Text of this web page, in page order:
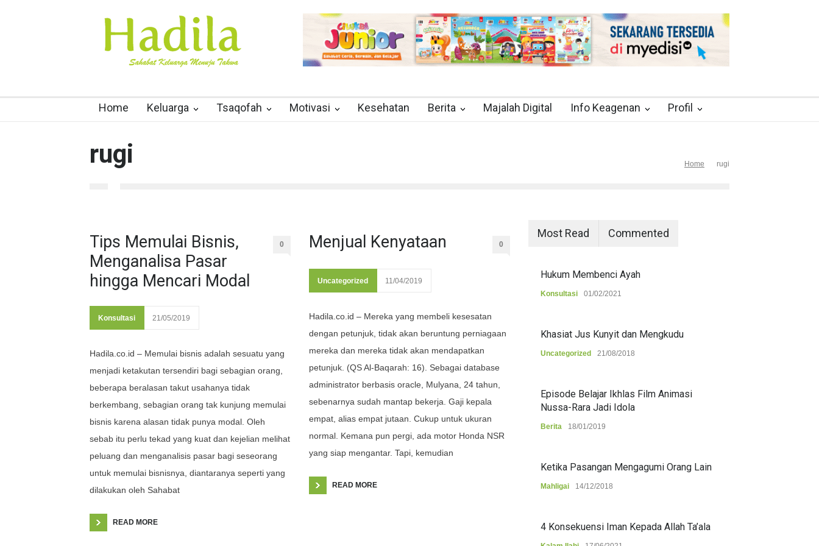
Home Keluarga Tsaqofah Motivasi Kesehatan Berita Majalah Digital Info Keagenan Profil
rugi Home rugi
Tips Memulai Bisnis,
Menganalisa Pasar
hingga Mencari Modal
0
Konsultasi 21/05/2019
Hadila.co.id – Memulai bisnis adalah sesuatu yang
menjadi ketakutan tersendiri bagi sebagian orang,
beberapa beralasan takut usahanya tidak
berkembang, sebagian orang tak kunjung memulai
bisnis karena alasan tidak punya modal. Oleh
sebab itu perlu tekad yang kuat dan kejelian melihat
peluang dan menganalisis pasar bagi seseorang
untuk memulai bisnisnya, diantaranya seperti yang
dilakukan oleh Sahabat
READ MORE
Menjual Kenyataan 0
Uncategorized 11/04/2019
Hadila.co.id – Mereka yang membeli kesesatan
dengan petunjuk, tidak akan beruntung perniagaan
mereka dan mereka tidak akan mendapatkan
petunjuk. (QS Al-Baqarah: 16). Sebagai database
administrator berbasis oracle, Mulyana, 24 tahun,
sebenarnya sudah mantap bekerja. Gaji kepala
empat, alias empat jutaan. Cukup untuk ukuran
normal. Kemana pun pergi, ada motor Honda NSR
yang siap mengantar. Tapi, kemudian
READ MORE
Most Read Commented
Hukum Membenci Ayah
Konsultasi 01/02/2021
Khasiat Jus Kunyit dan Mengkudu
Uncategorized 21/08/2018
Episode Belajar Ikhlas Film Animasi
Nussa-Rara Jadi Idola
Berita 18/01/2019
Ketika Pasangan Mengagumi Orang Lain
Mahligai 14/12/2018
4 Konsekuensi Iman Kepada Allah Ta’ala